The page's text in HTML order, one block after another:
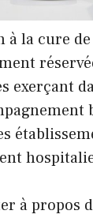
à la cure
exerçant
à propos